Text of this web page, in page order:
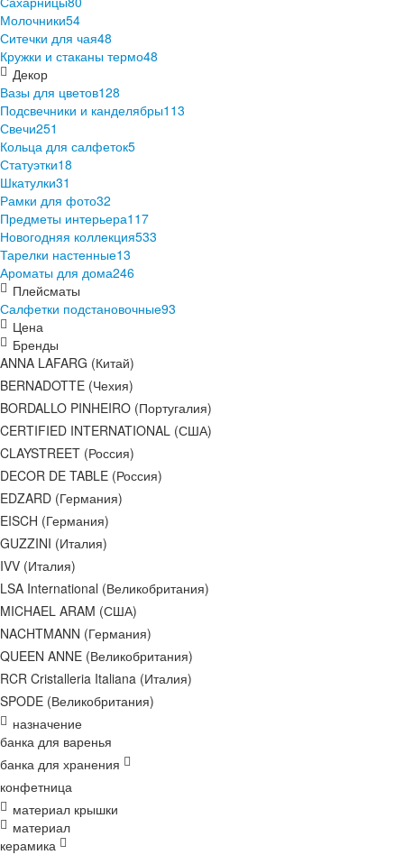
Молочники54
Ситечки для чая48
Кружки и стаканы термо48
Декор
Вазы для цветов128
Подсвечники и канделябры113
Свечи251
Кольца для салфеток5
Статуэтки18
Шкатулки31
Рамки для фото32
Предметы интерьера117
Новогодняя коллекция533
Тарелки настенные13
Ароматы для дома246
Плейсматы
Салфетки подстановочные93
Цена
Бренды
ANNA LAFARG (Китай)
BERNADOTTE (Чехия)
BORDALLO PINHEIRO (Португалия)
CERTIFIED INTERNATIONAL (США)
CLAYSTREET (Россия)
DECOR DE TABLE (Россия)
EDZARD (Германия)
EISCH (Германия)
GUZZINI (Италия)
IVV (Италия)
LSA International (Великобритания)
MICHAEL ARAM (США)
NACHTMANN (Германия)
QUEEN ANNE (Великобритания)
RCR Cristalleria Italiana (Италия)
SPODE (Великобритания)
назначение
банка для варенья
банка для хранения
конфетница
материал крышки
материал
керамика